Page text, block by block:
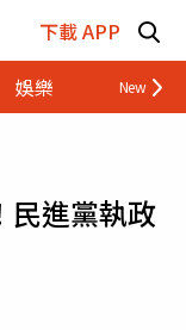
下載 APP
娛樂 財經
民進黨執政